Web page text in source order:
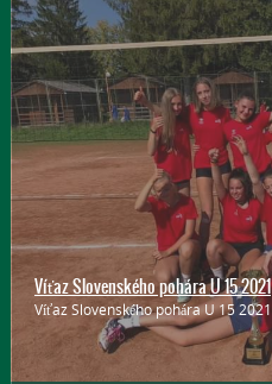
Víťaz Slovenského pohára U 15 2021
Víťaz Slovenského pohára U 15 2021